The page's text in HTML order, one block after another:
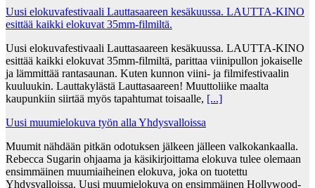
Uusi elokuvafestivaali Lauttasaareen kesäkuussa. LAUTTA-KINO
esittää kaikki elokuvat 35mm-filmiltä.
Uusi elokuvafestivaali Lauttasaareen kesäkuussa. LAUTTA-KINO
esittää kaikki elokuvat 35mm-filmiltä, parittaa viinipullon jokaiselle
ja lämmittää rantasaunan. Kuten kunnon viini- ja filmifestivaalin
kuuluukin. Lauttakylästä Lauttasaareen! Muuttoliike maalta
kaupunkiin siirtää myös tapahtumat toisaalle, [...]
Uusi muumielokuva työn alla Yhdysvalloissa
Muumit nähdään pitkän odotuksen jälkeen jälleen valkokankaalla.
Rebecca Sugarin ohjaama ja käsikirjoittama elokuva tulee olemaan
ensimmäinen muumiaiheinen elokuva, joka on tuotettu
Yhdysvalloissa. Uusi muumielokuva on ensimmäinen Hollywood-